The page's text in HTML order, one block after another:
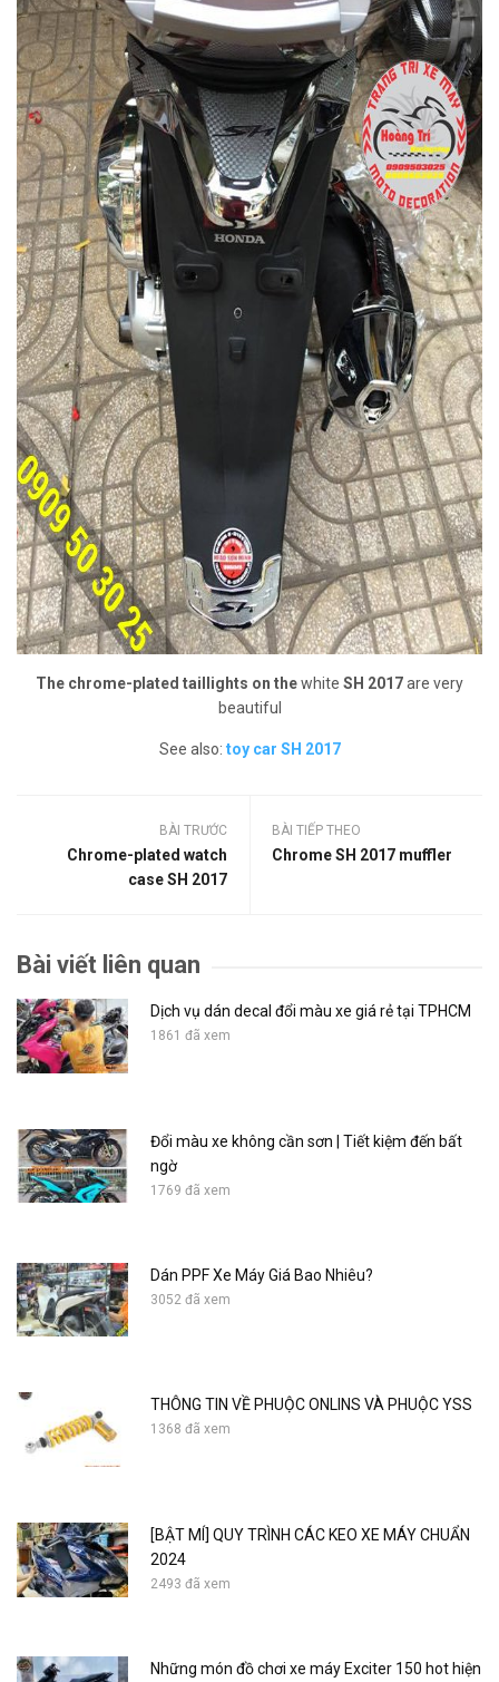
The chrome-plated taillights on thewhite SH 2017are very
beautiful
See also: toy car SH 2017
BÀI TRƯỚC
Chrome-plated watch
case SH 2017
BÀI TIẾP THEO
Chrome SH 2017 muffler
Bài viết liên quan
Dịch vụ dán decal đổi màu xe giá rẻ tại TPHCM
1861 đã xem
Đổi màu xe không cần sơn | Tiết kiệm đến bất
ngờ
1769 đã xem
Dán PPF Xe Máy Giá Bao Nhiêu?
3052 đã xem
THÔNG TIN VỀ PHUỘC ONLINS VÀ PHUỘC YSS
1368 đã xem
[BẬT MÍ] QUY TRÌNH CÁC KEO XE MÁY CHUẨN
2024
2493 đã xem
Những món đồ chơi xe máy Exciter 150 hot hiện